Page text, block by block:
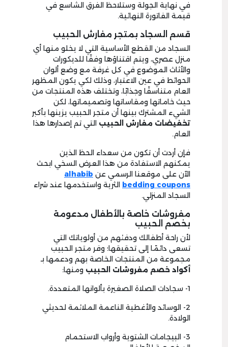
في نهاية الجولة وستلاحظ الفرق الشاسع في
قيمة الفاتورة النهائية.
قسم السجاد بمتجر مفارش الحبيب
السجاد من القطع الأساسية التي لا يخلو منها أي
منزل عصري، ويتم اقتناؤها وفقًا للديكورات
والأثاث الموضوع في كل غرفة مع وضع ألوان
الحوائط في عين الاعتبار، وذلك لكي يكون المظهر
العام متناسقًا وجذابًا، وتختلف هذه المنتجات من
حيث خاماتها ومقاساتها وتصميماتها، لكن
الشيء المشترك بينها أن متجر الحبيب يزينها بأكبر
تخفيضات مفارش الحبيب التي تم إصدارها هذا
العام.
فإن أردت أن تكون من سعداء الحظ الذين
يمكنهم الاستفادة من هذا العرض السخي ابحث
الآن على موقعنا الرسمي عن alhabib
bedding coupons الثرية واستخدمها عند شراء
السجاد المنزلي.
مفروشات خاصة بالأطفال مدعومة
بخصم الحبيب
لأن راحة أطفالك ودفئهم من أولوياتك التي
تسعى دائمًا إلى تحقيقها؛ وفر متجر الحبيب
مجموعة من المنتجات الخاصة بهم ودعمها بـ
أكواد خصم مفروشات الحبيب ومنها:
1- سجادات الصلاة الصغيرة بألوانها المتعددة.
2- الوسائد والأغطية الناعمة الملائمة لحديثي
الولادة.
3- البيجامات الشتوية وأرواب الاستحمام